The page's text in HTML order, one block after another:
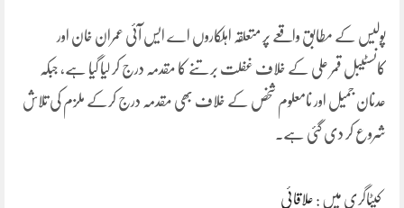
پولیس کے مطابق واقعے پر متعلقہ اہلکاروں اے ایس آئی عمران خان اور
کانسٹیبل قمر علی کے خلاف غفلت برتنے کا مقدمہ درج کر لیا گیا ہے، جبکہ
عدنان جمیل اور نامعلوم شخص کے خلاف بھی مقدمہ درج کرکے ملزم کی تلاش
شروع کر دی گئی ہے۔
کیٹاگری میں : علاقائی